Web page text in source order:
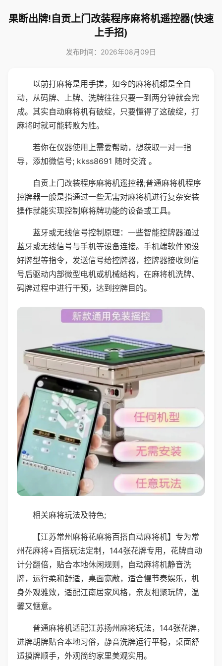
果断出牌!自贡上门改装程序麻将机遥控器(快速
上手招)
发布时间：2026年08月09日
以前打麻将是用手搓，如今的麻将机都是全自
动，从码牌、上牌、洗牌往往只要一到两分钟就会完
成。其实自动麻将机有破绽，只要懂得了这破绽，打
麻将时就可能转败为胜。
若你在仪器使用上需要帮助，想获取一对一指
导，添加微信号; kkss8691 随时交流 。
自贡上门改装程序麻将机遥控器;普通麻将机程序
控牌器一般是指通过一些无需对麻将机进行复杂安装
操作就能实现控制麻将牌功能的设备或工具。
蓝牙或无线信号控制原理：一些智能控牌器通过
蓝牙或无线信号与手机等设备连接。手机端软件预设
好牌型等指令，发送信号给控牌器，控牌器接收到信
号后驱动内部微型电机或机械结构，在麻将机洗牌、
码牌过程中进行干预，达到控牌目的。
相关麻将玩法及特色;
【江苏常州麻将花麻将百搭自动麻将机】专为常
州花麻将+百搭玩法定制，144张花牌专用，花牌自动
计分翻倍，贴合本地休闲规则，自动麻将机静音洗
牌，运行柔和舒适，桌面宽敞，适合慢节奏娱乐，机
身外观雅致，适配江南居家风格，亲友相聚玩牌，温
馨又惬意。
普通麻将机适配江苏扬州麻将玩法，144张花牌，
进牌胡牌贴合本地习俗，静音洗牌运行平稳，桌面舒
适摸牌顺手，外观简约家里美观实用。